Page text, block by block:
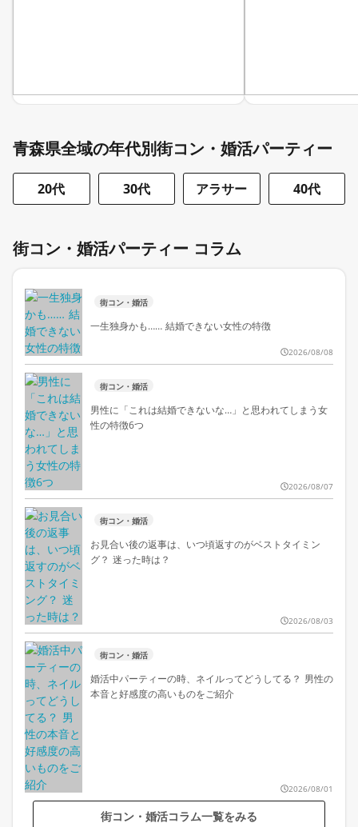
青森県全域の年代別街コン・婚活パーティー
20代 30代 アラサー 40代
街コン・婚活パーティー コラム
街コン・婚活
一生独身かも…… 結婚できない女性の特徴
2026/08/08
街コン・婚活
男性に「これは結婚できないな…」と思われてしまう女
性の特徴6つ
2026/08/07
街コン・婚活
お見合い後の返事は、いつ頃返すのがベストタイミン
グ？ 迷った時は？
2026/08/03
街コン・婚活
婚活中パーティーの時、ネイルってどうしてる？ 男性の
本音と好感度の高いものをご紹介
2026/08/01
街コン・婚活コラム一覧をみる